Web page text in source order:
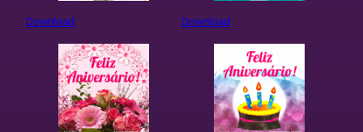
Download Download